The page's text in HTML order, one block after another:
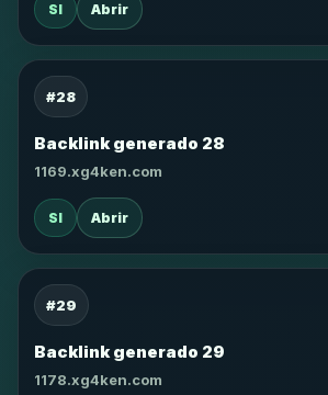
SI Abrir
#28
Backlink generado 28
1169.xg4ken.com
SI Abrir
#29
Backlink generado 29
1178.xg4ken.com